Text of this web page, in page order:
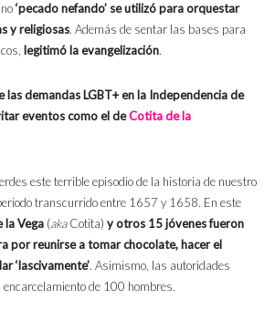
‘pecado nefando’ se utilizó para orquestar
y religiosas. Además de sentar las bases para
legitimó la evangelización.
las demandas LGBT+ en la Independencia de
eventos como el deCotita de la
este terrible episodio de la historia de nuestro
transcurrido entre 1657 y 1658. En este
la Vega (akaCotita) y otros 15 jóvenes fueron
por reunirse a tomar chocolate, hacer el
‘lascivamente’. Asimismo, las autoridades
de 100 hombres.